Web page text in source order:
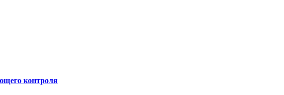
контроля